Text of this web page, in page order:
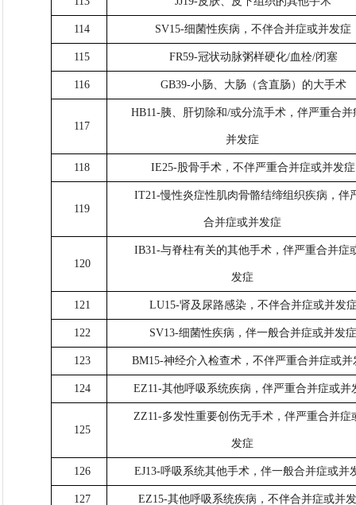
114 SV15-细菌性疾病，不伴合并症或并发症
115 FR59-冠状动脉粥样硬化/血栓/闭塞
116 GB39-小肠、大肠（含直肠）的大手术
117
HB11-胰、肝切除和/或分流手术，伴严重合并
并发症
118 IE25-股骨手术，不伴严重合并症或并发症
119
IT21-慢性炎症性肌肉骨骼结缔组织疾病，伴
合并症或并发症
120
IB31-与脊柱有关的其他手术，伴严重合并症
发症
121 LU15-肾及尿路感染，不伴合并症或并发
122 SV13-细菌性疾病，伴一般合并症或并发
123 BM15-神经介入检查术，不伴严重合并症或并
124 EZ11-其他呼吸系统疾病，伴严重合并症或并
125
ZZ11-多发性重要创伤无手术，伴严重合并症
发症
126 EJ13-呼吸系统其他手术，伴一般合并症或并
127 EZ15-其他呼吸系统疾病，不伴合并症或并